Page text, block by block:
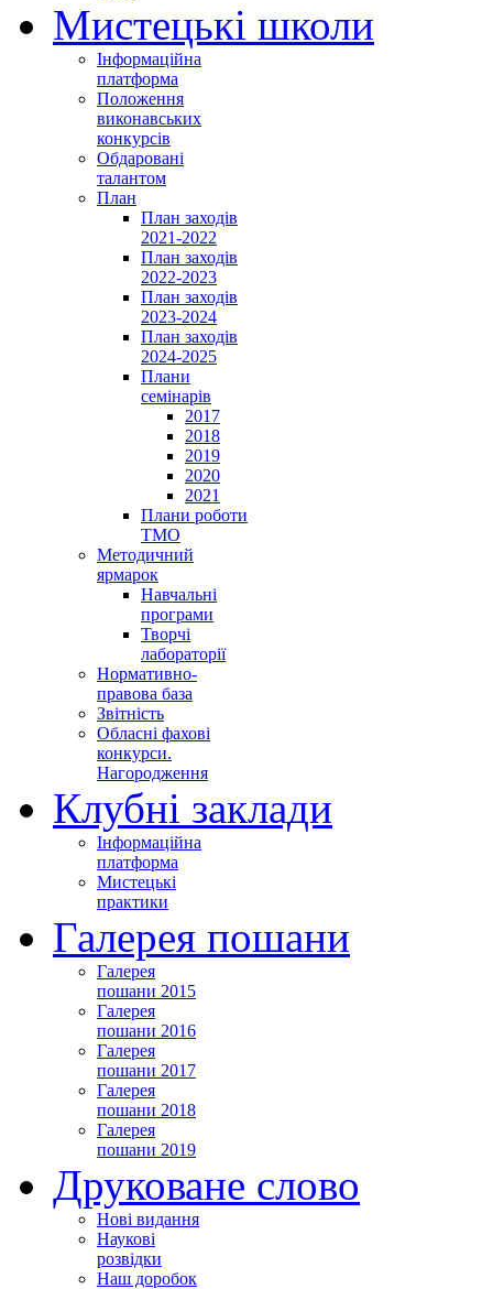
Мистецькі школи
Інформаційна
платформа
Положення
виконавських
конкурсів
Обдаровані
талантом
План
План заходів
2021-2022
План заходів
2022-2023
План заходів
2023-2024
План заходів
2024-2025
Плани
семінарів
2017
2018
2019
2020
2021
Плани роботи
ТМО
Методичний
ярмарок
Навчальні
програми
Творчі
лабораторії
Нормативно-
правова база
Звітність
Обласні фахові
конкурси.
Нагородження
Клубні заклади
Інформаційна
платформа
Мистецькі
практики
Галерея пошани
Галерея
пошани 2015
Галерея
пошани 2016
Галерея
пошани 2017
Галерея
пошани 2018
Галерея
пошани 2019
Друковане слово
Нові видання
Наукові
розвідки
Наш доробок